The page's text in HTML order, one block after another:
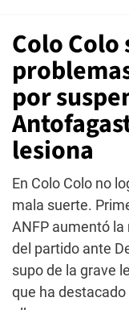
Colo
por
lesiona
En Colo Colo no
mala suerte.
ANFP aumentó
del partido ante
supo de la grave
que ha